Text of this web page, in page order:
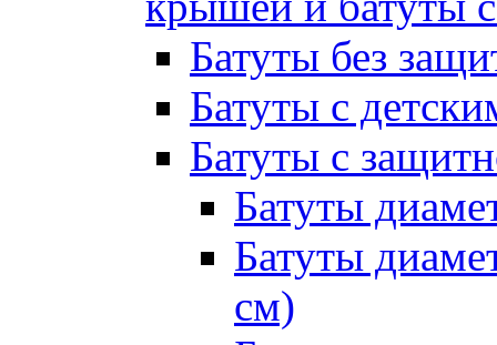
Батуты без
Батуты с
Батуты с
Батуты
Батуты
см)